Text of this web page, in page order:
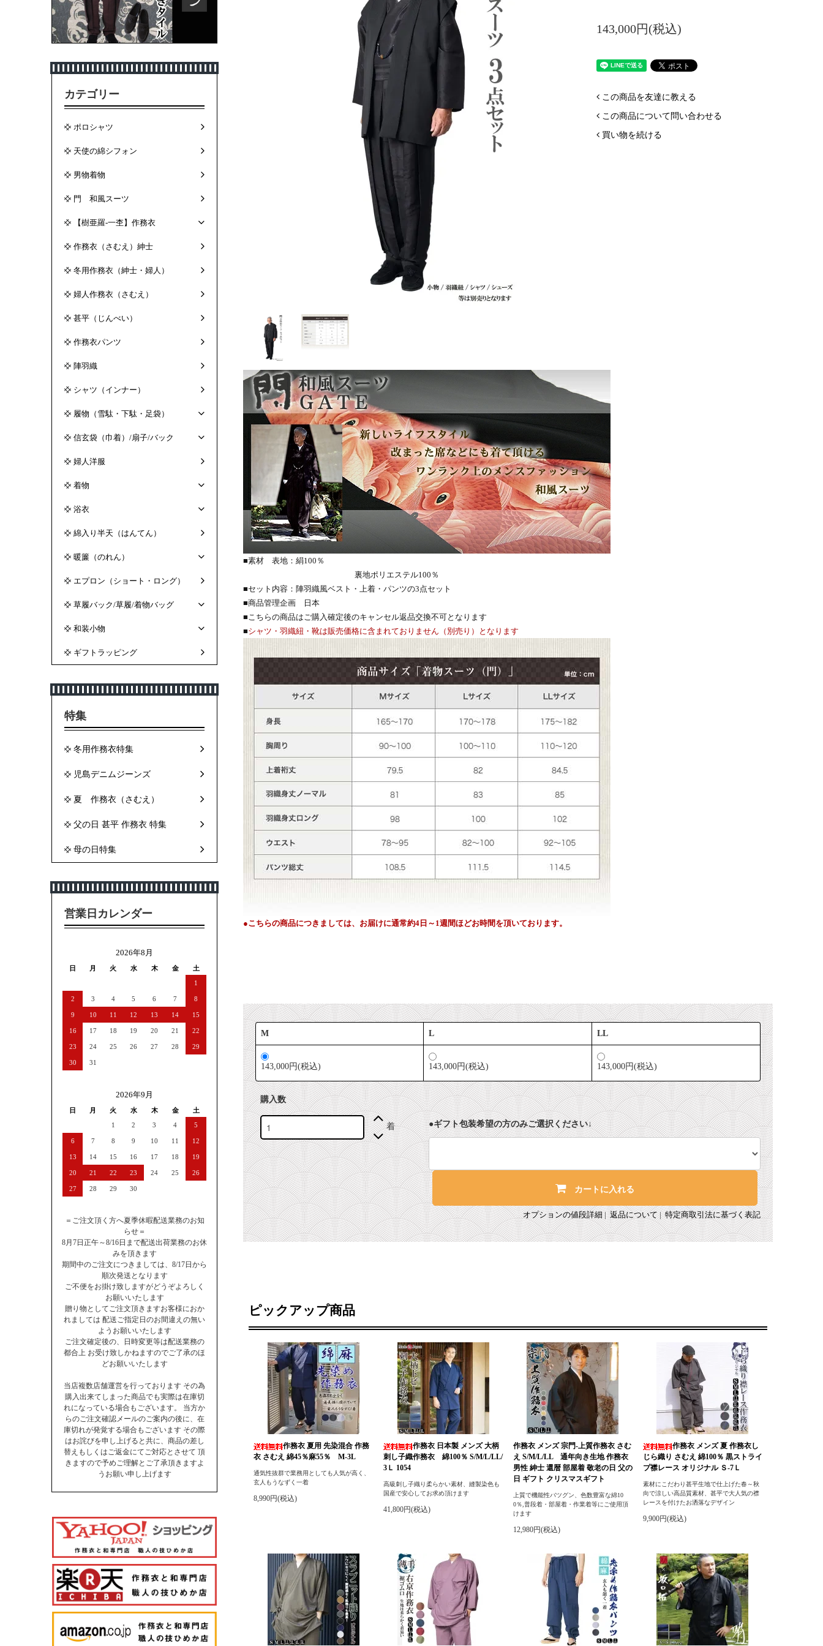
143,000円(税込)
この商品を友達に教える
この商品について問い合わせる
買い物を続ける
■素材 表地：絹100％
裏地ポリエステル100％
■セット内容：陣羽織風ベスト・上着・パンツの3点セット
■商品管理企画 日本
■こちらの商品はご購入確定後のキャンセル返品交換不可となります
■シャツ・羽織紐・靴は販売価格に含まれておりません（別売り）となります
●こちらの商品につきましては、お届けに通常約4日～1週間ほどお時間を頂いております。
M L LL
143,000円(税込) 143,000円(税込) 143,000円(税込)
購入数
着 ●ギフト包装希望の方のみご選択ください↓
カートに入れる
オプションの値段詳細| 返品について| 特定商取引法に基づく表記
ピックアップ商品
作務衣 夏用 先染混合 作務
衣 さむえ 綿45％麻55％ M-3L
通気性抜群で業務用としても人気が高く、
玄人もうなずく一着
8,990円(税込)
作務衣 日本製 メンズ 大柄
刺し子織作務衣 綿100％ S/M/L/LL/
3Ｌ 1054
高級刺し子織り柔らかい素材、縫製染色も
国産で安心してお求め頂けます
41,800円(税込)
作務衣 メンズ 宗門-上質作務衣 さむ
え S/M/L/LL 通年向き生地 作務衣
男性 紳士 還暦 部屋着 敬老の日 父の
日 ギフト クリスマスギフト
上質で機能性バツグン、色数豊富な綿10
0％,普段着・部屋着・作業着等にご使用頂
けます
12,980円(税込)
作務衣 メンズ 夏 作務衣し
じら織り さむえ 綿100％ 黒ストライ
プ襟レース オリジナル Ｓ-7Ｌ
素材にこだわり甚平生地で仕上げた春～秋
向で涼しい高品質素材、甚平で大人気の襟
レースを付けたお洒落なデザイン
9,900円(税込)
カテゴリー
ポロシャツ
天使の綿シフォン
男物着物
門 和風スーツ
【樹亜羅-一杢】作務衣
作務衣（さむえ）紳士
冬用作務衣（紳士・婦人）
婦人作務衣（さむえ）
甚平（じんべい）
作務衣パンツ
陣羽織
シャツ（インナー）
履物（雪駄・下駄・足袋）
信玄袋（巾着）/扇子/バック
婦人洋服
着物
浴衣
綿入り半天（はんてん）
暖簾（のれん）
エプロン（ショート・ロング）
草履バック/草履/着物バッグ
和装小物
ギフトラッピング
特集
冬用作務衣特集
児島デニムジーンズ
夏 作務衣（さむえ）
父の日 甚平 作務衣 特集
母の日特集
営業日カレンダー
2026年8月
日 月 火 水 木 金
土
1
2 3 4 5 6 7 8
9 10 11 12 13 14 15
16 17 18 19 20 21 22
23 24 25 26 27 28 29
30 31
2026年9月
日 月 火 水 木 金
土
1
2 3 4 5
6 7 8 9 10 11 12
13 14 15 16 17 18 19
20 21 22 23 24 25 26
27 28 29 30
＝ご注文頂く方へ夏季休暇配送業務のお知
らせ＝
8月7日正午～8/16日まで配送出荷業務のお休
みを頂きます
期間中のご注文につきましては、8/17日から
順次発送となります
ご不便をお掛け致しますがどうぞよろしく
お願いいたします
贈り物としてご注文頂きますお客様におか
れましては 配送ご指定日のお間違えの無い
ようお願いいたします
ご注文確定後の、日時変更等は配送業務の
都合上 お受け致しかねますのでご了承のほ
どお願いいたします
当店複数店舗運営を行っております その為
購入出来てしまった商品でも実際は在庫切
れになっている場合もございます。 当方か
らのご注文確認メールのご案内の後に、在
庫切れが発覚する場合もございます その際
はお詫びを申し上げると共に、商品の差し
替えもしくはご返金にてご対応とさせて 頂
きますので予めご理解とご了承頂きますよ
うお願い申し上げます